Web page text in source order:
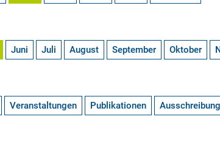
Juni Juli August September Oktober
Veranstaltungen Publikationen